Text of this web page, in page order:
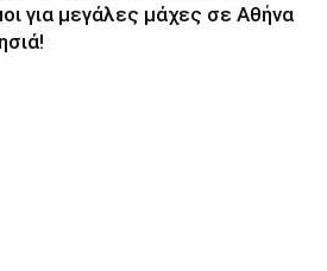
για μεγάλες μάχες σε Αθήνα